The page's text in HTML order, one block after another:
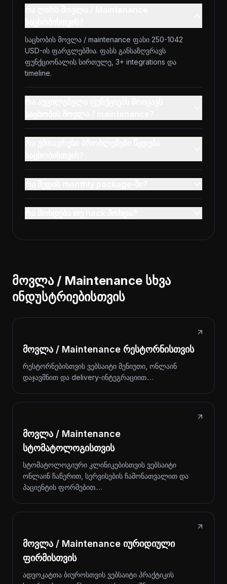
საცხობის მოვლა / maintenance ფასი 250-1042
USD-ის ფარგლებშია. ფასს განსაზღვრავს
ფუნქციონალის სირთულე, 3+ integrations და
timeline.
მოვლა / Maintenance სხვა
ინდუსტრიებისთვის
მოვლა / Maintenance რესტორნისთვის
რესტორნებისთვის ვებსაიტი მენიუთი, ონლაინ
დაჯავშნით და delivery-ინტეგრაციით.…
მოვლა / Maintenance
სტომატოლოგისთვის
სტომატოლოგიური კლინიკებისთვის ვებსაიტი
ონლაინ ჩაწერით, სერვისების ჩამონათვალით და
პაციენტის ფორმებით.…
მოვლა / Maintenance იურიდიული
ფირმისთვის
ადვოკატთა ბიუროსთვის ვებსაიტი პრაქტიკის